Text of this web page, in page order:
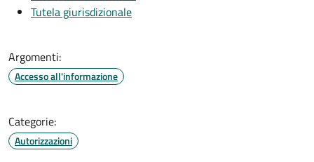
Tutela giurisdizionale
Argomenti:
Accesso all'informazione
Categorie:
Autorizzazioni